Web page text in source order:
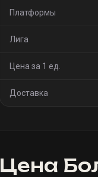
Платформы
Лига
Цена за 1 ед.
Доставка
Цена